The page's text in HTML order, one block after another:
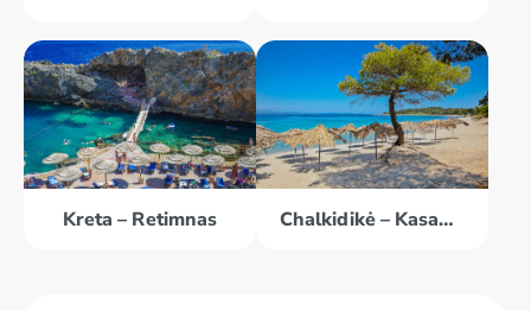
Kreta – Retimnas Chalkidikė – Kasandra